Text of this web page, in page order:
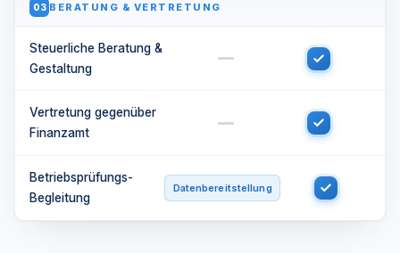
03 BERATUNG & VERTRETUNG
Steuerliche Beratung &
Gestaltung
Vertretung gegenüber
Finanzamt
Betriebsprüfungs-
Begleitung
Datenbereitstellung